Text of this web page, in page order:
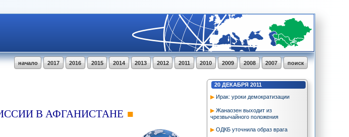
поиск
2007
2008
2009
2010
2011
2012
2013
2014
2015
2016
2017
начало
20 ДЕКАБРЯ 2011
Ирак: уроки демократизации
Жанаозен выходит из
чрезвычайного положения
ОДКБ уточнила образ врага
В АФГАНИСТАНЕ